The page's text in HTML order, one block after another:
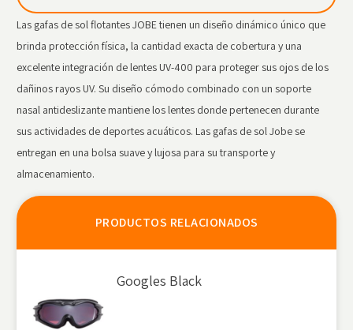
Las gafas de sol flotantes JOBE tienen un diseño dinámico único que
brinda protección física, la cantidad exacta de cobertura y una
excelente integración de lentes UV-400 para proteger sus ojos de los
dañinos rayos UV. Su diseño cómodo combinado con un soporte
nasal antideslizante mantiene los lentes donde pertenecen durante
sus actividades de deportes acuáticos. Las gafas de sol Jobe se
entregan en una bolsa suave y lujosa para su transporte y
almacenamiento.
PRODUCTOS RELACIONADOS
Googles Black